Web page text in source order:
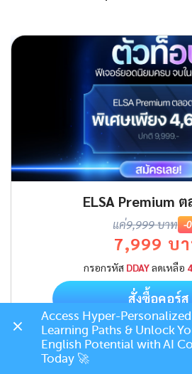
ELSA Premium
แค่9,999 บาท -
7,999 บ
กรอกรหัส DDAYลดเหลือ
สั่งซื้อคอร์ส
Access Hyper-Personalized
Learning Paths & Unlock
English Potential with AI
Today 🚀